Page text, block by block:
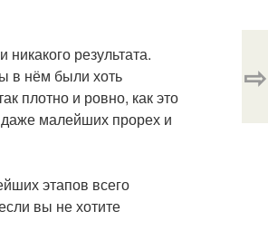
никакого результата.
в нём были хоть
плотно и ровно, как это
даже малейших прорех и
этапов всего
вы не хотите
⇨